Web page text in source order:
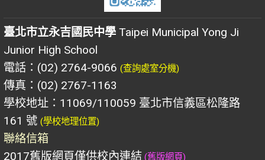
臺北市立永吉國民中學 Taipei Municipal Yong Ji
Junior High School
電話：(02) 2764-9066 (查詢處室分機)
傳真：(02) 2767-1163
學校地址：11069/110059 臺北市信義區松隆路
161 號 (學校地理位置)
聯絡信箱
2017舊版網頁僅供校內連結 (舊版網頁)